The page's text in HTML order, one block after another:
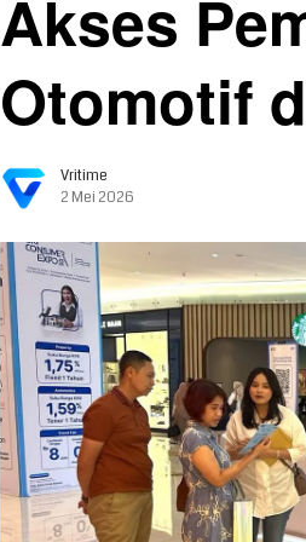
Akses
Otomotif
Vritime
2 Mei 2026